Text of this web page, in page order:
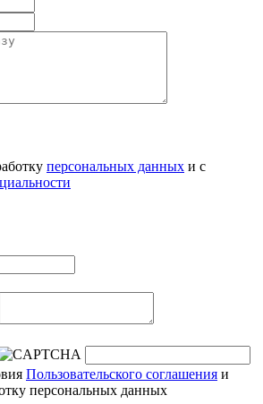
персональных данных и с
Пользовательского соглашения и
персональных данных